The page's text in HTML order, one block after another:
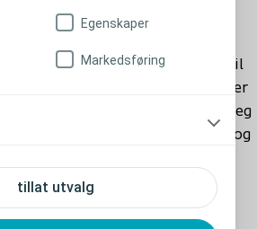
tillat utvalg
Egenskaper
Markedsføring
legen om bekymringer knyttet til
kan det også åpne for samtaler
Legen kan hjelpe deg
du kan lindre disse problemene og
mer komfortabelt.